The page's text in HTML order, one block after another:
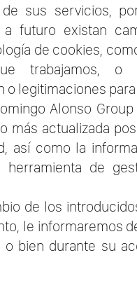
de sus servicios,
futuro existan
de cookies,
trabajamos, o
o legitimaciones
Alonso
más actualizada
así como la
de
de los
le informaremos
o bien durante su